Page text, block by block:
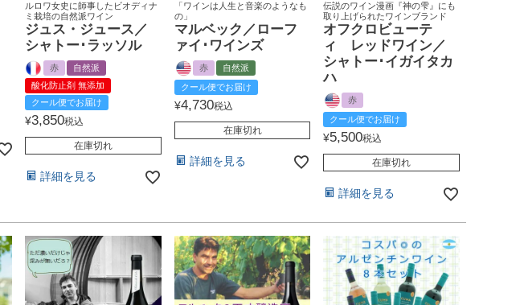
ルロワ女史に師事したビオディナ
ミ栽培の自然派ワイン
ジュス・ジュース／
シャトー･ラッソル
赤
自然派
酸化防止剤 無添加
クール便でお届け
¥3,850税込
在庫切れ
詳細を見る
「ワインは人生と音楽のようなも
の」
マルベック／ローフ
ァイ･ワインズ
赤
自然派
クール便でお届け
¥4,730税込
在庫切れ
詳細を見る
伝説のワイン漫画『神の雫』にも
取り上げられたワインブランド
オフクロビューテ
ィ レッドワイン／
シャトー･イガイタカ
ハ
赤
クール便でお届け
¥5,500税込
在庫切れ
詳細を見る